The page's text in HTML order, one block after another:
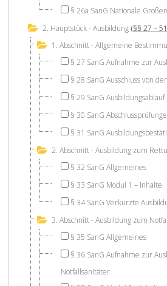
§ 26a SanG Nationale
2. Hauptstück - Ausbildung (§§ 27 –
1. Abschnitt - Allgemeine
§ 27 SanG Aufnahme zur
§ 28 SanG Ausschluss von
§ 29 SanG Ausbildungsablauf
§ 30 SanG
§ 31 SanG
2. Abschnitt - Ausbildung zum
§ 32 SanG Allgemeines
§ 33 SanG Modul 1 – Inhalte
§ 34 SanG Verkürzte
3. Abschnitt - Ausbildung zum
§ 35 SanG Allgemeines
§ 36 SanG Aufnahme zur
Notfallsanitäter